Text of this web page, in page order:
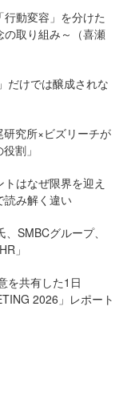
行動変容」を分けた
の取り組み～（喜瀬
けでは醸成されな
究所×ビズリーチが
割」
はなぜ限界を迎え
み解く違い
SMBCグループ、
」
を共有した1日
2026」レポート